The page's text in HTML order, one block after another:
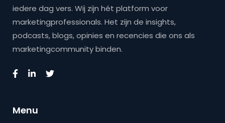
iedere dag vers. Wij zijn hét platform voor
marketingprofessionals. Het zijn de insights,
podcasts, blogs, opinies en recencies die ons als
marketingcommunity binden.
Menu